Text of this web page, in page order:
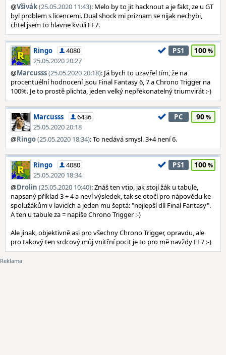
@Všivák(25.05.2020 11:43): Melo by to jit hacknout a je fakt, ze u GT
byl problem s licencemi. Dual shock mi priznam se nijak nechybi,
chtel jsem to hlavne kvuli FF7.
Ringo
4080
25.05.2020 20:27
PS1 100
@Marcusss(25.05.2020 20:18): Já bych to uzavřel tím, že na
procentuélní hodnocení jsou Final Fantasy 6, 7 a Chrono Trigger na
100%. Je to prostě plichta, jeden velký nepřekonatelný triumvirát :-)
Marcusss
6436
25.05.2020 20:18
PC 90
@Ringo(25.05.2020 18:34): To nedává smysl. 3+4 není 6.
Ringo
4080
25.05.2020 18:34
PS1 100
@Drolin (25.05.2020 10:40): Znáš ten vtip, jak stojí žák u tabule,
napsaný příklad 3 + 4 a neví výsledek, tak se otočí pro nápovědu ke
spolužákům v lavicích a jeden mu šeptá: "nejlepší díl Final Fantasy".
A ten u tabule za = napíše Chrono Trigger :-)
Ale jinak, objektivně asi pro všechny Chrono Trigger, opravdu, ale
pro takový ten srdcový můj vnitřní pocit je to pro mě navždy FF7 :-)